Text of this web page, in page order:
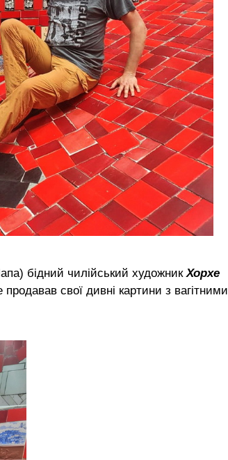
бідний чилійський художник Хорхе
свої дивні картини з вагітними